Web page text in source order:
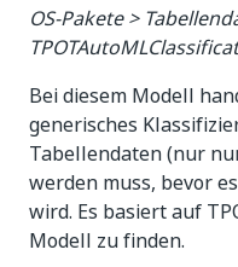
OS-Pakete >
Bei diesem Modell
generisches
Tabellendaten (nur
werden muss, bevor
wird. Es basiert auf
Modell zu finden.